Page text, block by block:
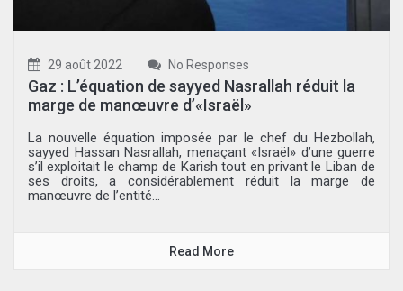
29 août 2022 No Responses
Gaz : L’équation de sayyed Nasrallah réduit la
marge de manœuvre d’«Israël»
La nouvelle équation imposée par le chef du Hezbollah,
sayyed Hassan Nasrallah, menaçant «Israël» d’une guerre
s’il exploitait le champ de Karish tout en privant le Liban de
ses droits, a considérablement réduit la marge de
manœuvre de l’entité...
Read More